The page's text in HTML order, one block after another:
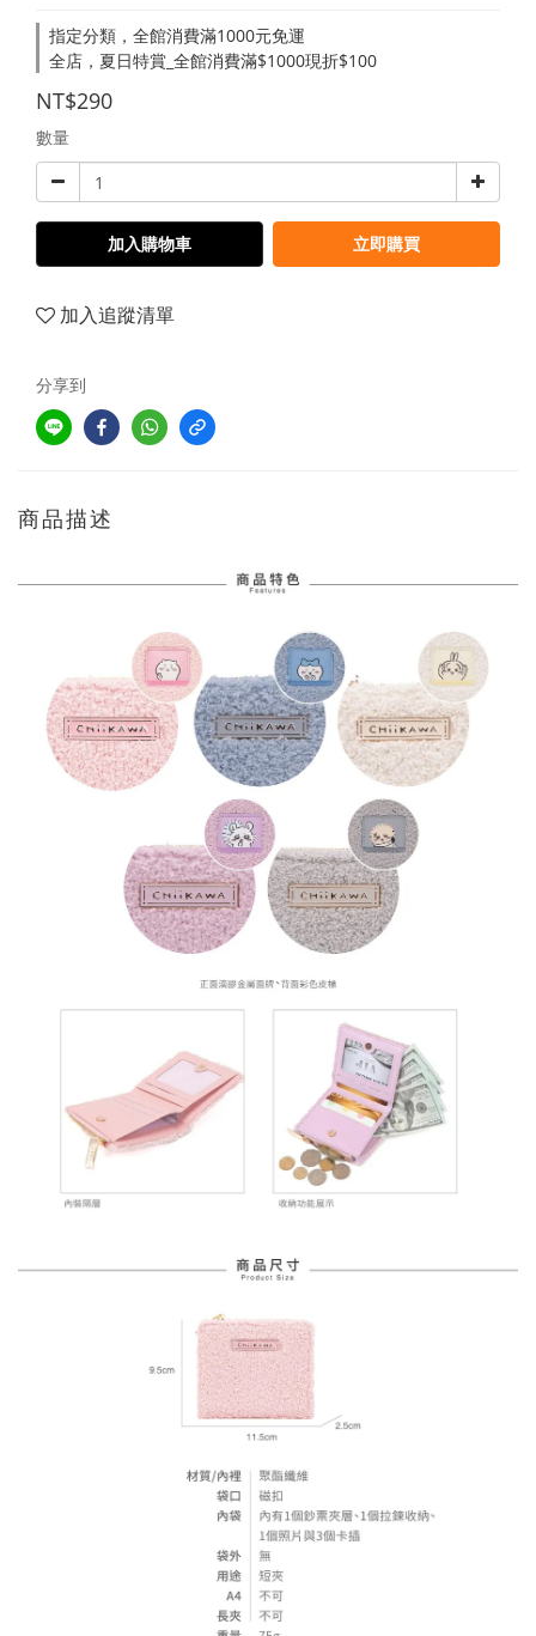
指定分類，全館消費滿1000元免運
全店，夏日特賞_全館消費滿$1000現折$100
NT$290
數量
加入購物車 立即購買
加入追蹤清單
分享到
商品描述